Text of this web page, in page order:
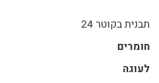
תבנית בקוטר 24
חומרים
לעוגה